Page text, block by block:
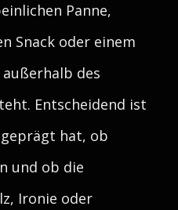
Panne,
Snack oder einem
des
Entscheidend ist
hat, ob
und ob die
Ironie oder